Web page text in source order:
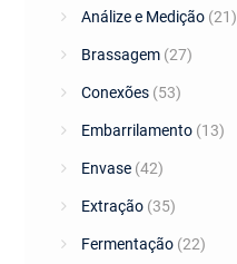
Análize e Medição (21)
Brassagem (27)
Conexões (53)
Embarrilamento (13)
Envase (42)
Extração (35)
Fermentação (22)